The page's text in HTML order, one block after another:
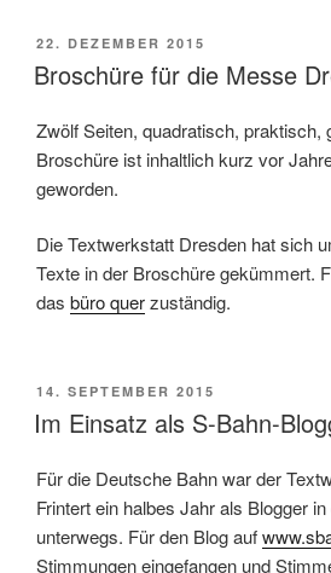
VERÖFFENTLICHT
AM
22. DEZEMBER 2015
Broschüre für die Messe
Zwölf Seiten, quadratisch, praktisch,
Broschüre ist inhaltlich kurz vor
geworden.
Die Textwerkstatt Dresden hat sich
Texte in der Broschüre gekümmert.
das büro querzuständig.
VERÖFFENTLICHT
AM
14. SEPTEMBER 2015
Im Einsatz als S-Bahn-
Für die Deutsche Bahn war der
Frintert ein halbes Jahr als Blogger
unterwegs. Für den Blog auf
Stimmungen eingefangen und